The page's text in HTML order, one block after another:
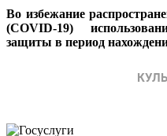
Во избежание
(COVID-19)
защиты в период